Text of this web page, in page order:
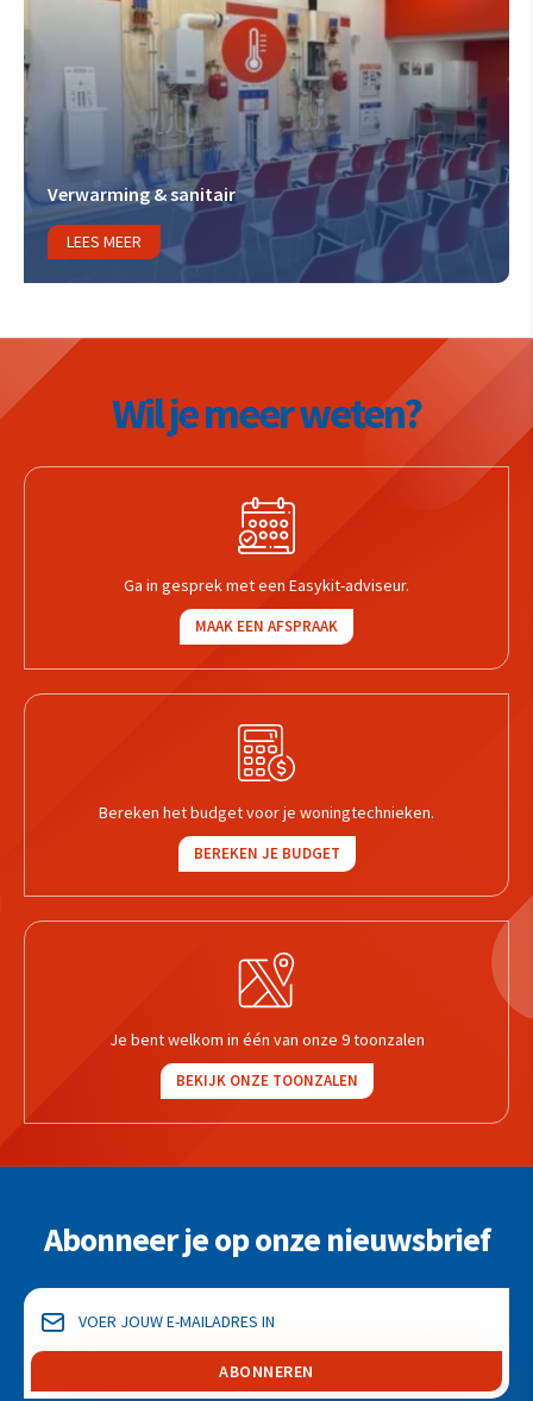
Verwarming & sanitair
LEES MEER
Wil je meer weten?
Ga in gesprek met een Easykit-adviseur.
MAAK EEN AFSPRAAK
Bereken het budget voor je woningtechnieken.
BEREKEN JE BUDGET
Je bent welkom in één van onze 9 toonzalen
BEKIJK ONZE TOONZALEN
Abonneer je op onze nieuwsbrief
ABONNEREN